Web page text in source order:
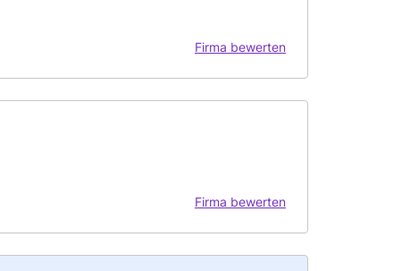
Firma bewerten
Firma bewerten